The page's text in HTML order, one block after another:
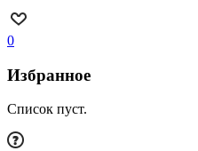
0
Избранное
Список пуст.